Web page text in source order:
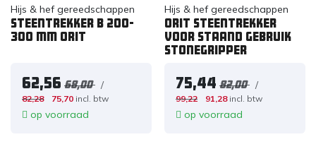
Hijs & hef gereedschappen
Steentrekker B 200-
300 mm ORIT
62,56 68,00 /
82,28 75,70 incl. btw
op voorraad
Hijs & hef gereedschappen
Orit Steentrekker
voor staand gebruik
Stonegripper
75,44 82,00 /
99,22 91,28 incl. btw
op voorraad